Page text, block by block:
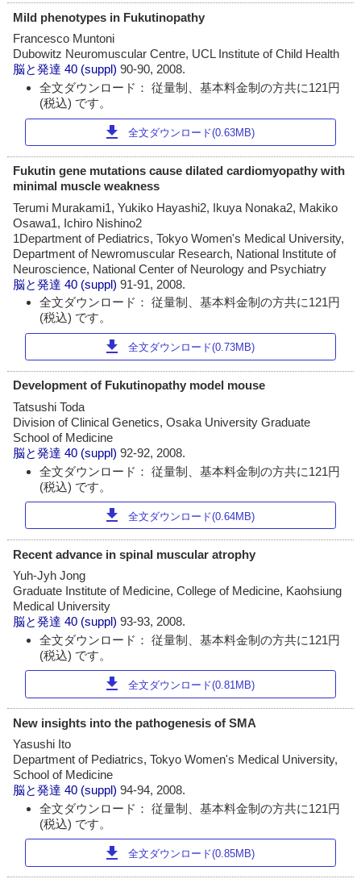
Mild phenotypes in Fukutinopathy
Francesco Muntoni
Dubowitz Neuromuscular Centre, UCL Institute of Child Health
脳と発達 40 (suppl)90-90, 2008.
全文ダウンロード： 従量制、基本料金制の方共に121円
(税込) です。
download 全文ダウンロード(0.63MB)
Fukutin gene mutations cause dilated cardiomyopathy with
minimal muscle weakness
Terumi Murakami1, Yukiko Hayashi2, Ikuya Nonaka2, Makiko
Osawa1, Ichiro Nishino2
1Department of Pediatrics, Tokyo Women's Medical University,
Department of Newromuscular Research, National Institute of
Neuroscience, National Center of Neurology and Psychiatry
脳と発達 40 (suppl)91-91, 2008.
全文ダウンロード： 従量制、基本料金制の方共に121円
(税込) です。
download 全文ダウンロード(0.73MB)
Development of Fukutinopathy model mouse
Tatsushi Toda
Division of Clinical Genetics, Osaka University Graduate
School of Medicine
脳と発達 40 (suppl)92-92, 2008.
全文ダウンロード： 従量制、基本料金制の方共に121円
(税込) です。
download 全文ダウンロード(0.64MB)
Recent advance in spinal muscular atrophy
Yuh-Jyh Jong
Graduate Institute of Medicine, College of Medicine, Kaohsiung
Medical University
脳と発達 40 (suppl)93-93, 2008.
全文ダウンロード： 従量制、基本料金制の方共に121円
(税込) です。
download 全文ダウンロード(0.81MB)
New insights into the pathogenesis of SMA
Yasushi Ito
Department of Pediatrics, Tokyo Women's Medical University,
School of Medicine
脳と発達 40 (suppl)94-94, 2008.
全文ダウンロード： 従量制、基本料金制の方共に121円
(税込) です。
download 全文ダウンロード(0.85MB)